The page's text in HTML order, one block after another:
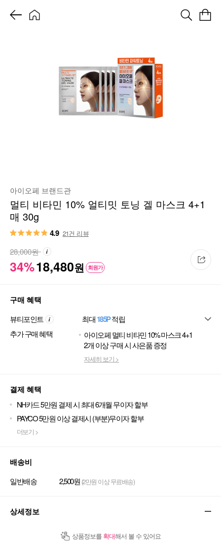
아이오페 브랜드관
멀티 비타민 10% 얼티밋 토닝 겔 마스크 4+1
매 30g
4.9 21건 리뷰
34%18,480원 회원가
28,000원
구매 혜택
뷰티포인트 최대185P적립
추가 구매 혜택
아이오페 멀티 비타민 10% 마스크 4+1
2개 이상 구매 시 사은품 증정
자세히 보기 >
결제 혜택
NH카드 5만원 결제 시 최대 6개월 무이자 할부
PAYCO 5만원 이상 결제시 (부분)무이자 할부
더보기 >
배송비
일반배송 2,500원 (2만원 이상 무료배송)
상세정보
상품정보를 확대해서 볼 수 있어요